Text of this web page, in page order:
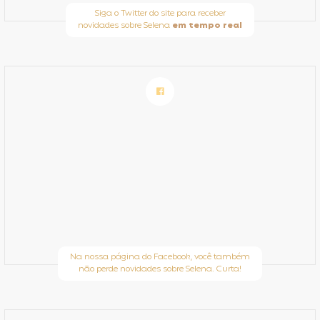
Siga o Twitter do site para receber
novidades sobre Selena em tempo real
Na nossa página do Facebook, você também
não perde novidades sobre Selena. Curta!